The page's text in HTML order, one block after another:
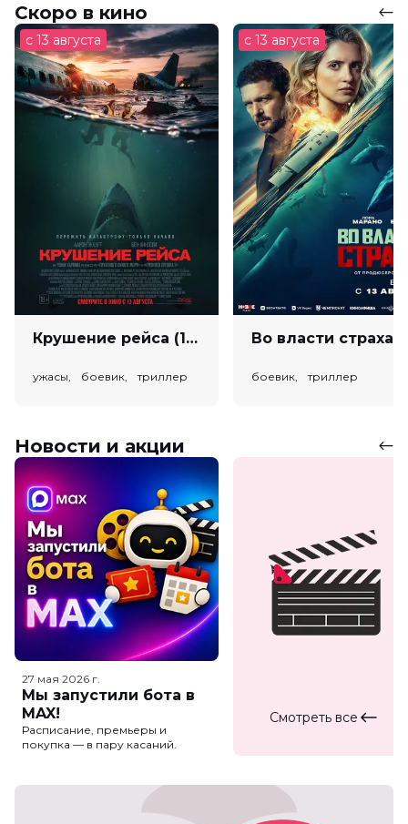
Скоро в кино
с 13 августа
Крушение рейса (18+)
ужасы, боевик, триллер
с 13 августа
боевик, триллер
Новости и акции
27 мая 2026 г.
Мы запустили бота в
MAX!
Расписание, премьеры и
покупка — в пару касаний.
Смотреть все